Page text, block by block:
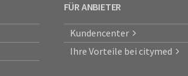
FÜR ANBIETER
Kundencenter
Ihre Vorteile bei citymed